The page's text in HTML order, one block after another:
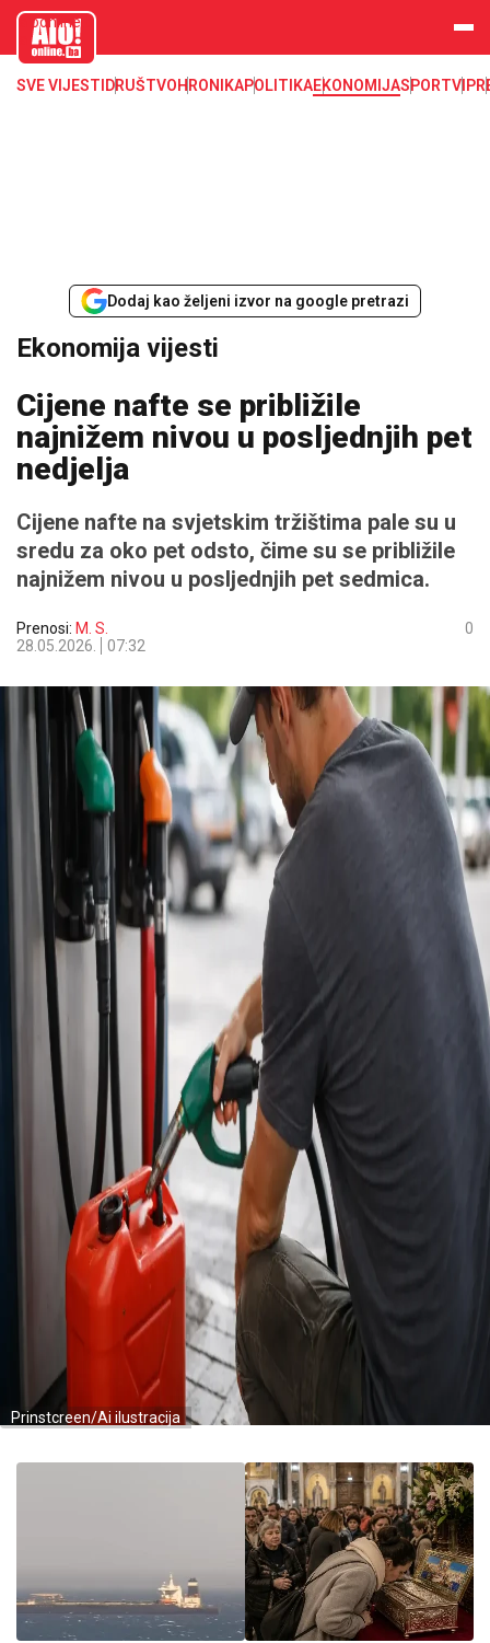
aloonline.b
SVE VIJESTI DRUŠTVOHRONIKAPOLITIKAEKONOMIJASPORTVIP
Dodaj kao željeni izvor na google pretrazi
Ekonomija vijesti
Cijene nafte se približile
najnižem nivou u posljednjih pet
nedjelja
Cijene nafte na svjetskim tržištima pale su u
sredu za oko pet odsto, čime su se približile
najnižem nivou u posljednjih pet sedmica.
Prenosi: M. S.
28.05.2026.
07:32
0
Prinstcreen/Ai ilustracija